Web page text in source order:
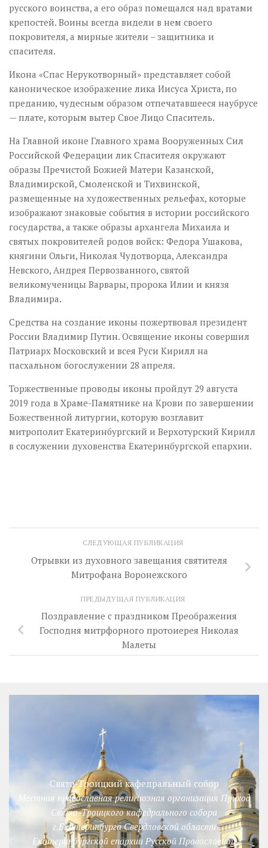
русского воинства, а его образ помещался над вратами
крепостей. Воины всегда видели в нем своего
покровителя, а мирные жители – защитника и
спасителя.
Икона «Спас Нерукотворный» представляет собой
каноническое изображение лика Иисуса Христа, по
преданию, чудесным образом отпечатавшееся наубрусе
— плате, которым вытер Свое Лицо Спаситель.
На Главной иконе Главного храма Вооруженных Сил
Российской Федерации лик Спасителя окружают
образы Пречистой Божией Матери Казанской,
Владимирской, Смоленской и Тихвинской,
размещенные на художественных рельефах, которые
изображают знаковые события в истории российского
государства, а также образы архангела Михаила и
святых покровителей родов войск: Федора Ушакова,
княгини Ольги, Николая Чудотворца, Александра
Невского, Андрея Первозванного, святой
великомученицы Варвары, пророка Илии и князя
Владимира.
Средства на создание иконы пожертвовал президент
России Владимир Путин. Освящение иконы совершил
Патриарх Московский и всея Руси Кирилл на
пасхальном богослужении 28 апреля.
Торжественные проводы иконы пройдут 29 августа
2019 года в Храме-Памятнике на Крови по завершении
Божественной литургии, которую возглавит
митрополит Екатеринбургский и Верхотурский Кирилл
в сослужении духовенства Екатеринбургской епархии.
СЛЕДУЮЩАЯ ПУБЛИКАЦИЯ
Отрывки из духовного завещания святителя
Митрофана Воронежского
ПРЕДЫДУЩАЯ ПУБЛИКАЦИЯ
Поздравление с праздником Преображения
Господня митрфорного протоиерея Николая
Малеты
Свято-Троицкий кафедральный собор
Местная православная религиозная организация Приход
Свято-Троицкого кафедрального собора
г.Екатеринбурга Свердловской области
Екатеринбургской епархии Русской Православной